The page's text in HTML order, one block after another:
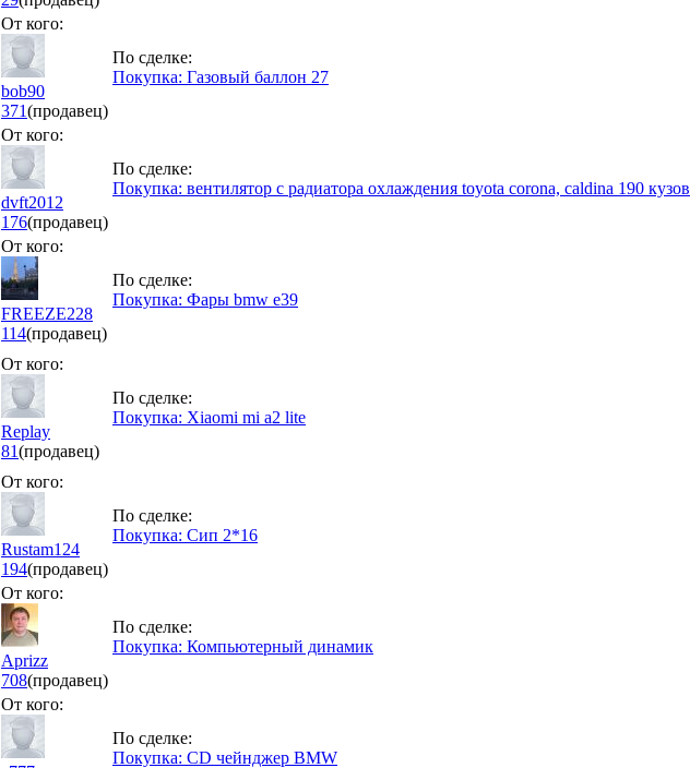
От кого:
bob90
371(продавец)
По сделке:
Покупка: Газовый баллон 27
От кого:
dvft2012
176(продавец)
По сделке:
Покупка: вентилятор с радиатора охлаждения toyota corona, caldina 190 кузов
От кого:
FREEZE228
114(продавец)
По сделке:
Покупка: Фары bmw e39
От кого:
Replay
81(продавец)
По сделке:
Покупка: Xiaomi mi a2 lite
От кого:
Rustam124
194(продавец)
По сделке:
Покупка: Сип 2*16
От кого:
Aprizz
708(продавец)
По сделке:
Покупка: Компьютерный динамик
От кого:
По сделке:
Покупка: CD чейнджер BMW